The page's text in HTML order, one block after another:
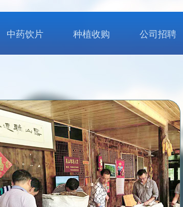
中药饮片 种植收购 公司招聘